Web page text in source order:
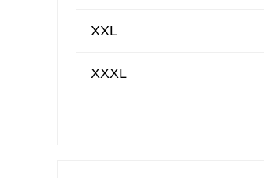
XXL
XXXL